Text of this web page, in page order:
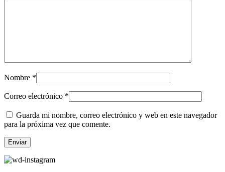
Nombre *
Correo electrónico *
Guarda mi nombre, correo electrónico y web en este navegador
para la próxima vez que comente.